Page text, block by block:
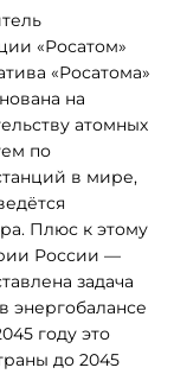
«Росатом»
«Росатома»
на
атомных
по
в мире,
Плюс к этому
России —
задача
энергобалансе
году это
до 2045